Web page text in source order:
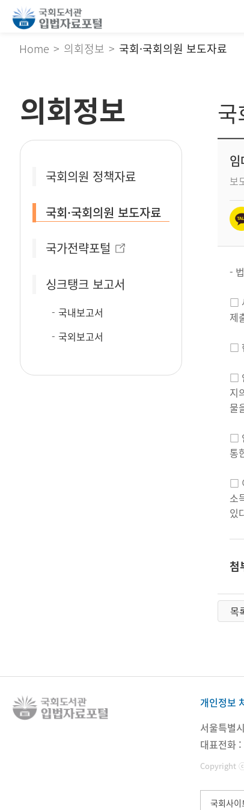
Home 의회정보 국회·국회의원 보도자료
의회정보
국회의원 정책자료
국회·국회의원 보도자료
국가전략포털
싱크탱크 보고서
국내보고서
국외보고서
보
-
□
제
□
□
지
물
□
통
□
소
있
첨
목
개인정보
서울특별
대표전화
Copyright ⓒ
국회사이